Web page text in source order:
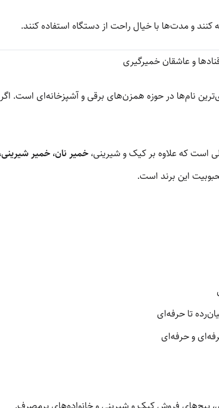
و مدت‌ها با خیال راحت از دستگاه استفاده کنند.
نام‌ها در حوزه همزن‌های برقی و آشپزخانه‌ای است.
است که علاوه بر کیک و شیرینی، خمیر نان، خمیر
این برند است.
تا حرفه‌ای
و حرفه‌ای